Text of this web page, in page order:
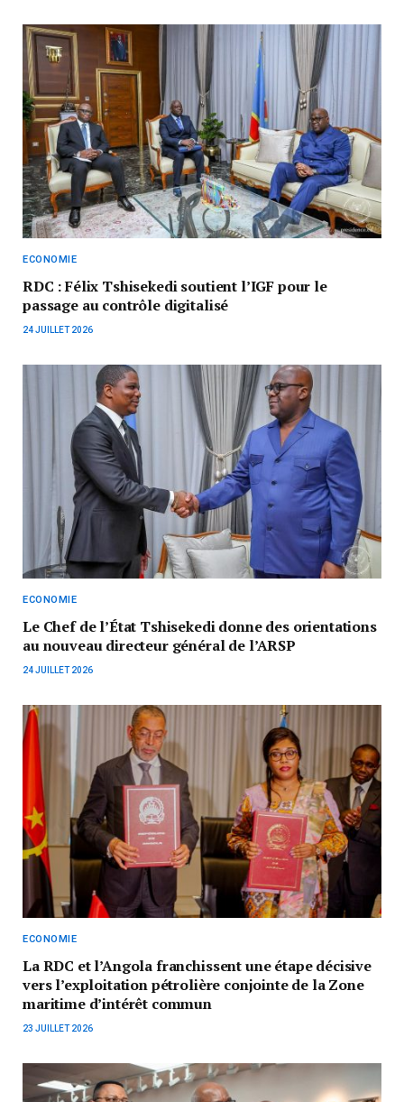
ECONOMIE
RDC : Félix Tshisekedi soutient l’IGF pour le
passage au contrôle digitalisé
24 JUILLET 2026
ECONOMIE
‎Le Chef de l’État Tshisekedi donne des orientations
au nouveau directeur général de l’ARSP
24 JUILLET 2026
ECONOMIE
La RDC et l’Angola franchissent une étape décisive
vers l’exploitation pétrolière conjointe de la Zone
maritime d’intérêt commun
23 JUILLET 2026